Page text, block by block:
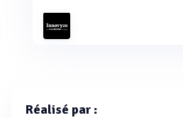
Réalisé par :